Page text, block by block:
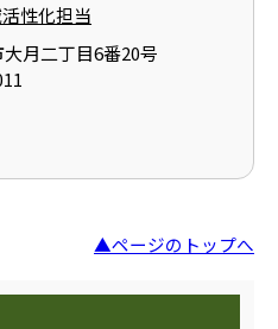
性化担当
月二丁目6番20号
▲ページのトップへ